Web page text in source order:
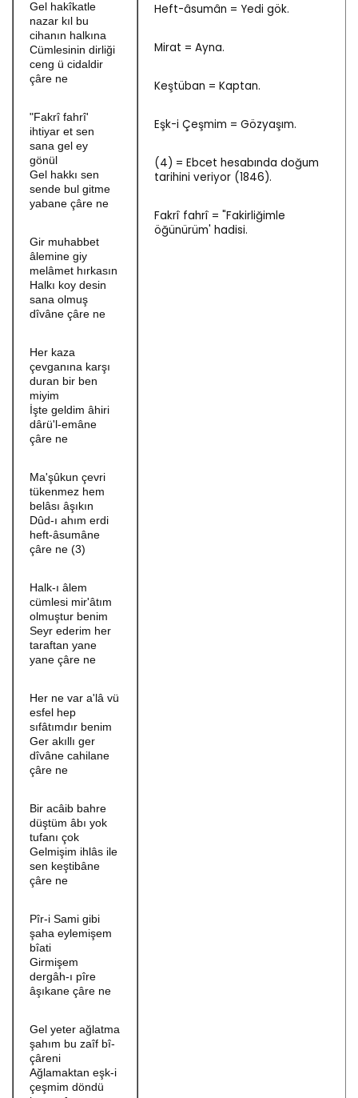
Gel hakîkatle
nazar kıl bu
cihanın halkına
Cümlesinin dirliği
ceng ü cidaldir
çâre ne
"Fakrî fahrî'
ihtiyar et sen
sana gel ey
gönül
Gel hakkı sen
sende bul gitme
yabane çâre ne
Gir muhabbet
âlemine giy
melâmet hırkasın
Halkı koy desin
sana olmuş
dîvâne çâre ne
Her kaza
çevganına karşı
duran bir ben
miyim
İşte geldim âhiri
dârü'l-emâne
çâre ne
Ma'şûkun çevri
tükenmez hem
belâsı âşıkın
Dûd-ı ahım erdi
heft-âsumâne
çâre ne (3)
Halk-ı âlem
cümlesi mir'âtım
olmuştur benim
Seyr ederim her
taraftan yane
yane çâre ne
Her ne var a'lâ vü
esfel hep
sıfâtımdır benim
Ger akıllı ger
dîvâne cahilane
çâre ne
Bir acâib bahre
düştüm âbı yok
tufanı çok
Gelmişim ihlâs ile
sen keştibâne
çâre ne
Pîr-i Sami gibi
şaha eylemişem
bîati
Girmişem
dergâh-ı pîre
âşıkane çâre ne
Gel yeter ağlatma
şahım bu zaîf bî-
çâreni
Ağlamaktan eşk-i
çeşmim döndü
Heft-âsumân = Yedi gök.
Mirat = Ayna.
Keştüban = Kaptan.
Eşk-i Çeşmim = Gözyaşım.
(4) = Ebcet hesabında doğum
tarihini veriyor (1846).
Fakrî fahrî = "Fakirliğimle
öğünürüm' hadisi.